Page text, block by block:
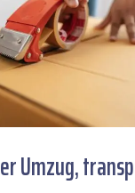
Umzug,